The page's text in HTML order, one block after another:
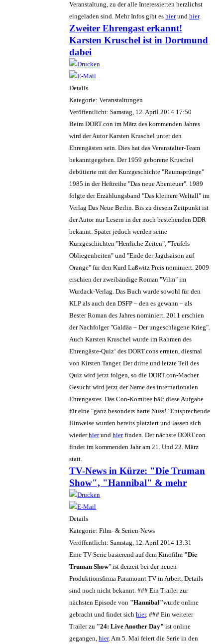
Veranstaltung, zu der alle Interessierten herzlichst
eingeladen sind. Mehr Infos gibt eshierundhier.
Zweiter Ehrengast erkannt!
Karsten Kruschel ist in Dortmund
dabei
Details
Kategorie: Veranstaltungen
Veröffentlicht: Samstag, 12. April 2014 17:50
Beim DORT.con im März des kommenden Jahres
wird der Autor Karsten Kruschel unter den
Ehrengästen sein. Dies hat das Veranstalter-Team
bekanntgegeben. Der 1959 geborene Kruschel
debütierte mit der Kurzgeschichte "Raumsprünge"
1985 in der Heftreihe "Das neue Abenteuer". 1989
folgte der Erzählungsband "Das kleinere Weltall" im
Verlag Das Neue Berlin. Bis zu diesem Zeitpunkt ist
der Autor nur Lesern in der noch bestehenden DDR
bekannt. Später jedoch werden seine
Kurzgeschichten "Herrliche Zeiten", "Teufels
Obliegenheiten" und "Ende der Jagdsaison auf
Orange" für den Kurd Laßwitz Preis nominiert. 2009
erschien der zweibändige Roman "Vilm" im
Wurdack-Verlag. Das Buch wurde sowohl für den
KLP als auch den DSFP – den es gewann – als
Bester Roman des Jahres nominiert. 2011 erschien
der Nachfolger "Galdäa – Der ungeschlagene Krieg".
Auch Karsten Kruschel wurde im Rahmen des
Ehrengäste-Quiz‘ des DORT.cons erraten, diesmal
von Kirsten Tanger. Der dritte und letzte Teil des
Quiz wird jetzt folgen, so die DORT.con-Macher.
Gesucht wird jetzt der Name des internationalen
Ehrengastes. Das Con-Komitee hält diese Aufgabe
für eine "ganz besonders harte Nuss!" Entsprechende
Hinweise wurden bereits platziert und lassen sich
wiederhierundhierfinden. Der nächste DORT.con
findet im kommenden Jahr am 21. Und 22. März
statt.
TV-News in Kürze: "Die Truman
Show", "Hannibal" & mehr
Details
Kategorie: Film- & Serien-News
Veröffentlicht: Samstag, 12. April 2014 13:31
Eine TV-Serie basierend auf dem Kinofilm "Die
Truman Show" ist derzeit bei der neuen
Produktionsfirma Paramount TV in Arbeit, Details
sind noch nicht bekannt. ### Ein Trailer zur
nächsten Episode von "Hannibal"wurde online
gebracht und findet sichhier. ### Ein weiterer
Trailer zu "24: Live Another Day" ist online
gegangen,hier. Am 5. Mai feiert die Serie in den